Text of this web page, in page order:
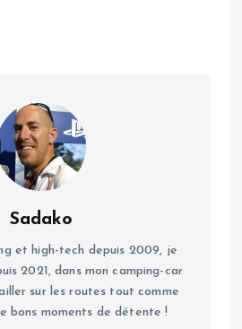
Sadako
et high-tech depuis 2009, je
2021, dans mon camping-car
sur les routes tout comme
bons moments de détente !